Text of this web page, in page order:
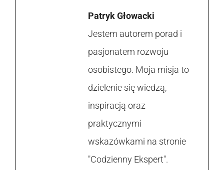
Patryk Głowacki
Jestem autorem porad i
pasjonatem rozwoju
osobistego. Moja misja to
dzielenie się wiedzą,
inspiracją oraz
praktycznymi
wskazówkami na stronie
"Codzienny Ekspert".